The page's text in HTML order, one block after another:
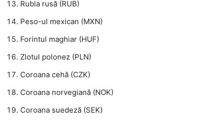
Rubla rusă (RUB)
Peso-ul mexican (MXN)
Forintul maghiar (HUF)
Zlotul polonez (PLN)
Coroana cehă (CZK)
Coroana norvegiană (NOK)
Coroana suedeză (SEK)